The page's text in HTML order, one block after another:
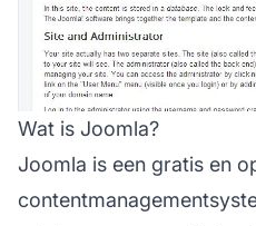
Wat is Joomla?
Joomla is een gratis en